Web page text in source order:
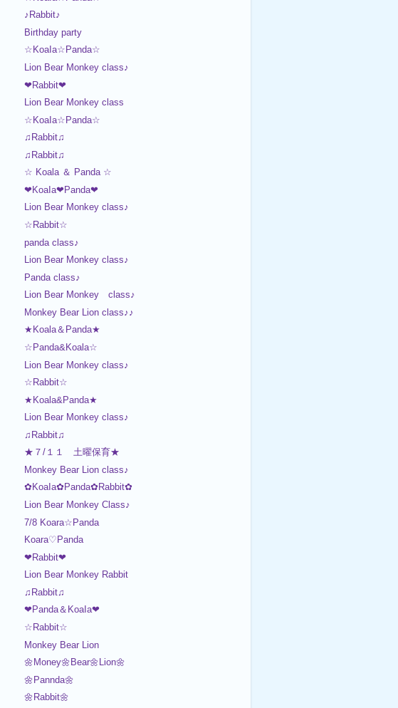
♪Rabbit♪
Birthday party
☆KoaIa☆Panda☆
Lion Bear Monkey class♪
❤Rabbit❤
Lion Bear Monkey class
☆KoaIa☆Panda☆
♫Rabbit♫
♫Rabbit♫
☆ Koala ＆ Panda ☆
❤KoaIa❤Panda❤
Lion Bear Monkey class♪
☆Rabbit☆
panda class♪
Lion Bear Monkey class♪
Panda class♪
Lion Bear Monkey class♪
Monkey Bear Lion class♪♪
★Koala＆Panda★
☆Panda&Koala☆
Lion Bear Monkey class♪
☆Rabbit☆
★Koala&Panda★
Lion Bear Monkey class♪
♫Rabbit♫
★７/１１ 土曜保育★
Monkey Bear Lion class♪
✿KoaIa✿Panda✿Rabbit✿
Lion Bear Monkey Class♪
7/8 Koara☆Panda
Koara♡Panda
❤Rabbit❤
Lion Bear Monkey Rabbit
♫Rabbit♫
❤Panda＆KoaIa❤
☆Rabbit☆
Monkey Bear Lion
🌼Money🌼Bear🌼Lion🌼
🌼Pannda🌼
🌼Rabbit🌼